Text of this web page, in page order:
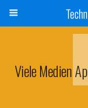
Viele Medien